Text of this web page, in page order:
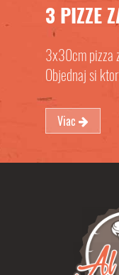
3 PIZZE
3x30cm pizza
Objednaj si
Viac